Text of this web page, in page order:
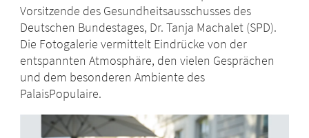
Vorsitzende des Gesundheitsausschusses des
Deutschen Bundestages, Dr. Tanja Machalet (SPD).
Die Fotogalerie vermittelt Eindrücke von der
entspannten Atmosphäre, den vielen Gesprächen
und dem besonderen Ambiente des
PalaisPopulaire.